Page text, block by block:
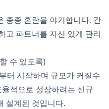
종종 혼란을 야기합니다. 간
고 파트너를 자신 있게 관리
수 있도록)
부터 시작하며 규모가 커질수
적으로 성장하려는 신규
설계된 것입니다.